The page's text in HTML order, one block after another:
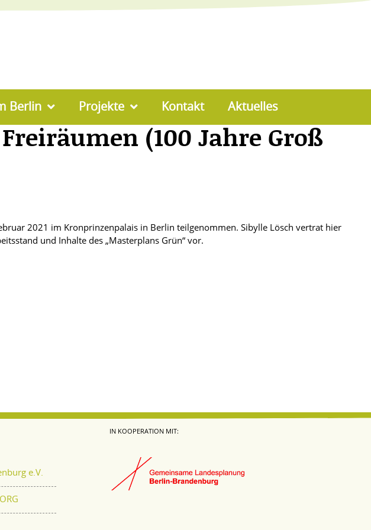
Berlin Projekte Kontakt Aktuelles
(100 Jahre Groß
2021 im Kronprinzenpalais in Berlin teilgenommen. Sibylle Lösch vertrat hier
und Inhalte des „Masterplans Grün“ vor.
e.V.
IN KOOPERATION MIT: